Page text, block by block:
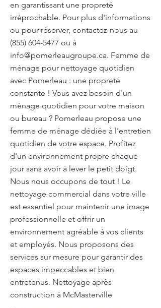
en garantissant une propreté
irréprochable. Pour plus d'informations
ou pour réserver, contactez-nous au
(855) 604-5477 ou à
info@pomerleaugroupe.ca. Femme de
ménage pour nettoyage quotidien
avec Pomerleau : une propreté
constante ! Vous avez besoin d'un
ménage quotidien pour votre maison
ou bureau ? Pomerleau propose une
femme de ménage dédiée à l'entretien
quotidien de votre espace. Profitez
d'un environnement propre chaque
jour sans avoir à lever le petit doigt.
Nous nous occupons de tout ! Le
nettoyage commercial dans votre ville
est essentiel pour maintenir une image
professionnelle et offrir un
environnement agréable à vos clients
et employés. Nous proposons des
services sur mesure pour garantir des
espaces impeccables et bien
entretenus. Nettoyage après
construction à McMasterville